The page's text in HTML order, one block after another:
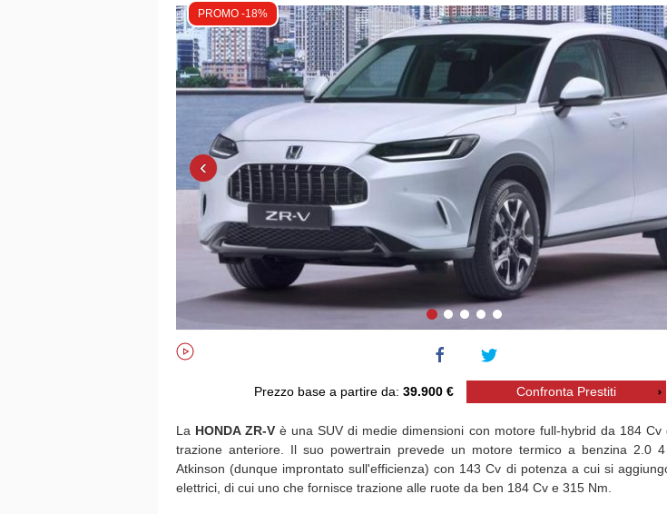
‹
PROMO -18%
Prezzo base a partire da: 39.900 € Confronta Prestiti
La HONDA ZR-V è una SUV di medie dimensioni con motore full-hybrid da 184 Cv
trazione anteriore. Il suo powertrain prevede un motore termico a benzina 2.0
Atkinson (dunque improntato sull'efficienza) con 143 Cv di potenza a cui si
elettrici, di cui uno che fornisce trazione alle ruote da ben 184 Cv e 315 Nm.